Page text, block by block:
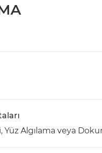
Yüz Algılama veya